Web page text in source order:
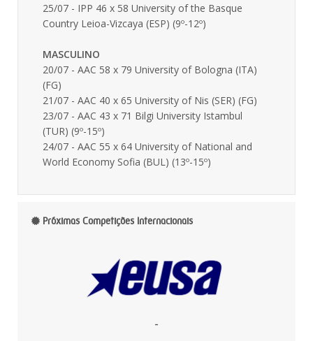
25/07 - IPP 46 x 58 University of the Basque
Country Leioa-Vizcaya (ESP) (9º-12º)
MASCULINO
20/07 - AAC 58 x 79 University of Bologna (ITA)
(FG)
21/07 - AAC 40 x 65 University of Nis (SER) (FG)
23/07 - AAC 43 x 71 Bilgi University Istambul
(TUR) (9º-15º)
24/07 - AAC 55 x 64 University of National and
World Economy Sofia (BUL) (13º-15º)
Próximas Competições Internacionais
-